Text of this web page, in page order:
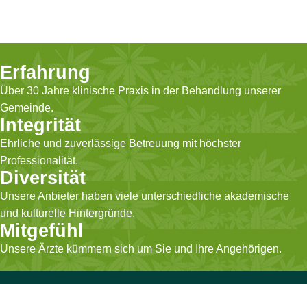
Erfahrung
Über 30 Jahre klinische Praxis in der Behandlung unserer
Gemeinde.
Integrität
Ehrliche und zuverlässige Betreuung mit höchster
Professionalität.
Diversität
Unsere Anbieter haben viele unterschiedliche akademische
und kulturelle Hintergründe.
Mitgefühl
Unsere Ärzte kümmern sich um Sie und Ihre Angehörigen.